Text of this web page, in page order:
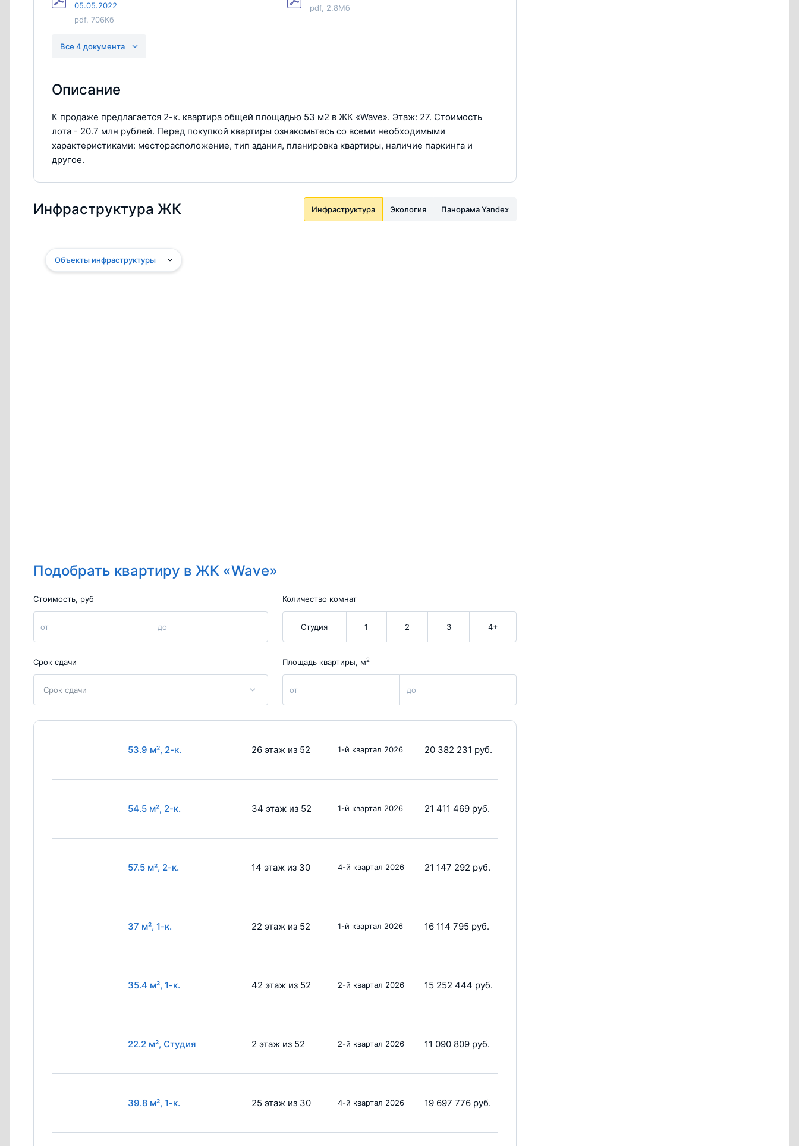
05.05.2022
pdf, 706Кб
pdf, 2.8Мб
Проектная декларация Wave 2 этап
Все 4 документа
Описание
К продаже предлагается 2-к. квартира общей площадью 53 м2 в ЖК «Wave». Этаж: 27. Стоимость
лота - 20.7 млн рублей. Перед покупкой квартиры ознакомьтесь со всеми необходимыми
характеристиками: месторасположение, тип здания, планировка квартиры, наличие паркинга и
другое.
Инфраструктура ЖК Инфраструктура Экология Панорама Yandex
Объекты инфраструктуры
Подобрать квартиру в ЖК «Wave»
Стоимость, руб
от до
Количество комнат
Студия 1 2 3 4+
Срок сдачи
Срок сдачи
Площадь квартиры, м2
от до
53.9 м², 2-к. 26 этаж из 52 1-й квартал 2026 20 382 231 руб.
54.5 м², 2-к. 34 этаж из 52 1-й квартал 2026 21 411 469 руб.
57.5 м², 2-к. 14 этаж из 30 4-й квартал 2026 21 147 292 руб.
37 м², 1-к. 22 этаж из 52 1-й квартал 2026 16 114 795 руб.
35.4 м², 1-к. 42 этаж из 52 2-й квартал 2026 15 252 444 руб.
22.2 м², Студия 2 этаж из 52 2-й квартал 2026 11 090 809 руб.
39.8 м², 1-к. 25 этаж из 30 4-й квартал 2026 19 697 776 руб.